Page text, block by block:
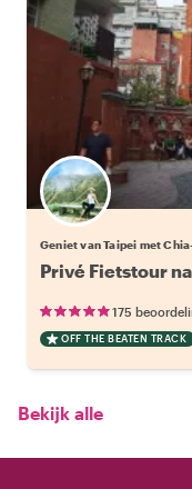
Geniet van Taipei met
Privé Fietstour
175
OFF THE BEATEN TRACK
Bekijk alle